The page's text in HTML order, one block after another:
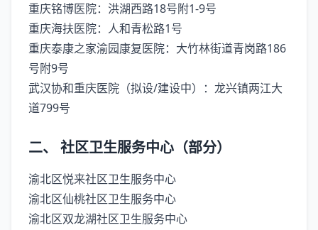
‌重庆铭博医院‌：洪湖西路18号附1-9号
‌重庆海扶医院‌：人和青松路1号
‌重庆泰康之家渝园康复医院‌：大竹林街道青岗路186
号附9号
‌武汉协和重庆医院（拟设/建设中）‌：龙兴镇两江大
道799号 ‌‌
‌二、 社区卫生服务中心（部分）‌
‌渝北区悦来社区卫生服务中心‌
‌渝北区仙桃社区卫生服务中心‌
‌渝北区双龙湖社区卫生服务中心‌